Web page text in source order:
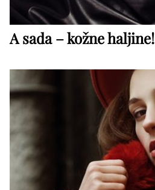
A sada – kožne haljine!